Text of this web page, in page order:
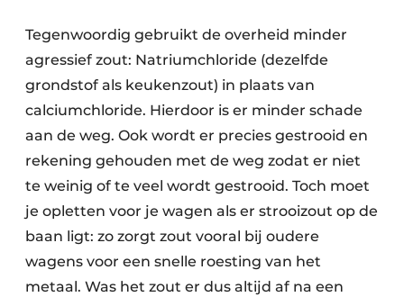
Tegenwoordig gebruikt de overheid minder
agressief zout: Natriumchloride (dezelfde
grondstof als keukenzout) in plaats van
calciumchloride. Hierdoor is er minder schade
aan de weg. Ook wordt er precies gestrooid en
rekening gehouden met de weg zodat er niet
te weinig of te veel wordt gestrooid. Toch moet
je opletten voor je wagen als er strooizout op de
baan ligt: zo zorgt zout vooral bij oudere
wagens voor een snelle roesting van het
metaal. Was het zout er dus altijd af na een